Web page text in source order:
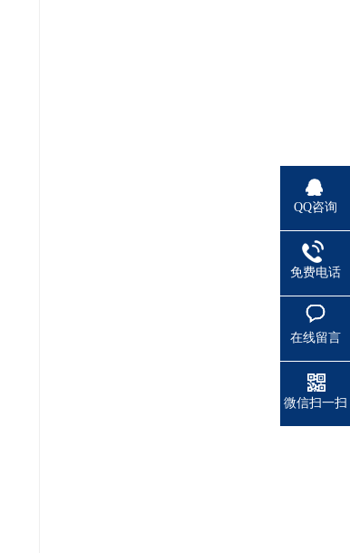
QQ咨询
免费电话
在线留言
微信扫一扫